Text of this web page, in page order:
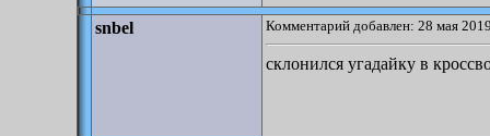
snbel Комментарий добавлен: 28 мая
склонился угадайку в